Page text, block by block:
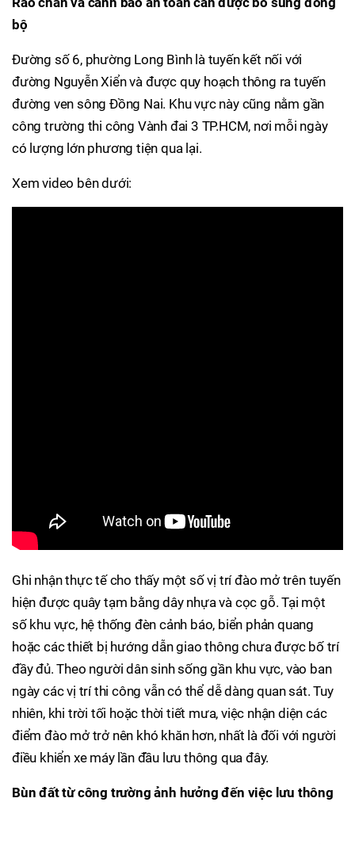
bộ
Đường số 6, phường Long Bình là tuyến kết nối với
đường Nguyễn Xiển và được quy hoạch thông ra tuyến
đường ven sông Đồng Nai. Khu vực này cũng nằm gần
công trường thi công Vành đai 3 TP.HCM, nơi mỗi ngày
có lượng lớn phương tiện qua lại.
Xem video bên dưới:
Ghi nhận thực tế cho thấy một số vị trí đào mở trên tuyến
hiện được quây tạm bằng dây nhựa và cọc gỗ. Tại một
số khu vực, hệ thống đèn cảnh báo, biển phản quang
hoặc các thiết bị hướng dẫn giao thông chưa được bố trí
đầy đủ. Theo người dân sinh sống gần khu vực, vào ban
ngày các vị trí thi công vẫn có thể dễ dàng quan sát. Tuy
nhiên, khi trời tối hoặc thời tiết mưa, việc nhận diện các
điểm đào mở trở nên khó khăn hơn, nhất là đối với người
điều khiển xe máy lần đầu lưu thông qua đây.
Bùn đất từ công trường ảnh hưởng đến việc lưu thông